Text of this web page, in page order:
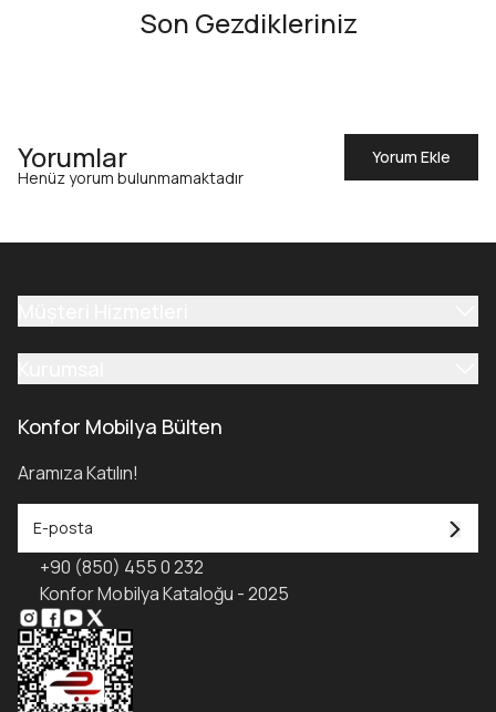
Son Gezdikleriniz
Yorumlar
Yorum Ekle
Henüz yorum bulunmamaktadır
Konfor Mobilya Bülten
Aramıza Katılın!
+90 (850) 455 0 232
Konfor Mobilya Kataloğu - 2025